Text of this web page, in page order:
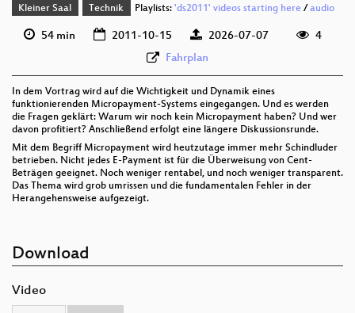
Kleiner Saal Technik Playlists: 'ds2011' videos starting here/ audio
54 min 2011-10-15 2026-07-07
4
Fahrplan
In dem Vortrag wird auf die Wichtigkeit und Dynamik eines
funktionierenden Micropayment-Systems eingegangen. Und es werden
die Fragen geklärt: Warum wir noch kein Micropayment haben? Und wer
davon profitiert? Anschließend erfolgt eine längere Diskussionsrunde.
Mit dem Begriff Micropayment wird heutzutage immer mehr Schindluder
betrieben. Nicht jedes E-Payment ist für die Überweisung von Cent-
Beträgen geeignet. Noch weniger rentabel, und noch weniger transparent.
Das Thema wird grob umrissen und die fundamentalen Fehler in der
Herangehensweise aufgezeigt.
Download
Video